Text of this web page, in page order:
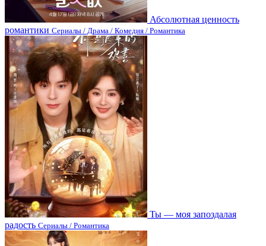
Абсолютная ценность
романтики Сериалы / Драма / Комедия / Романтика
Ты — моя запоздалая
радость Сериалы / Романтика